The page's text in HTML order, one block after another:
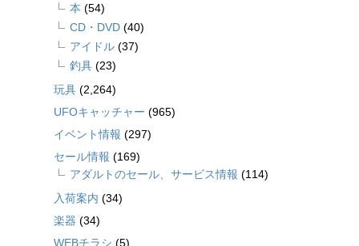
本 (54)
CD・DVD (40)
アイドル (37)
釣具 (23)
玩具 (2,264)
UFOキャッチャー (965)
イベント情報 (297)
セール情報 (169)
アダルトのセール、サービス情報 (114)
入荷案内 (34)
楽器 (34)
WEBチラシ (5)